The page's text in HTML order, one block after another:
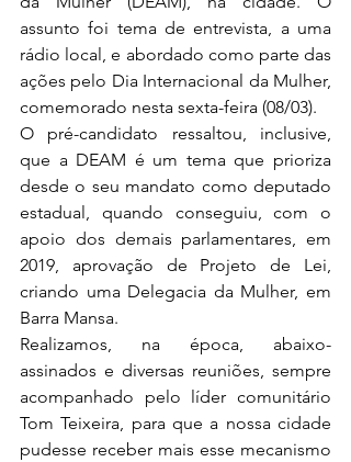
assunto foi tema de entrevista, a uma
rádio local, e abordado como parte das
ações pelo Dia Internacional da Mulher,
comemorado nesta sexta-feira (08/03).
O pré-candidato ressaltou, inclusive,
que a DEAM é um tema que prioriza
desde o seu mandato como deputado
estadual, quando conseguiu, com o
apoio dos demais parlamentares, em
2019, aprovação de Projeto de Lei,
criando uma Delegacia da Mulher, em
Barra Mansa.
Realizamos, na época, abaixo-
assinados e diversas reuniões, sempre
acompanhado pelo líder comunitário
Tom Teixeira, para que a nossa cidade
pudesse receber mais esse mecanismo